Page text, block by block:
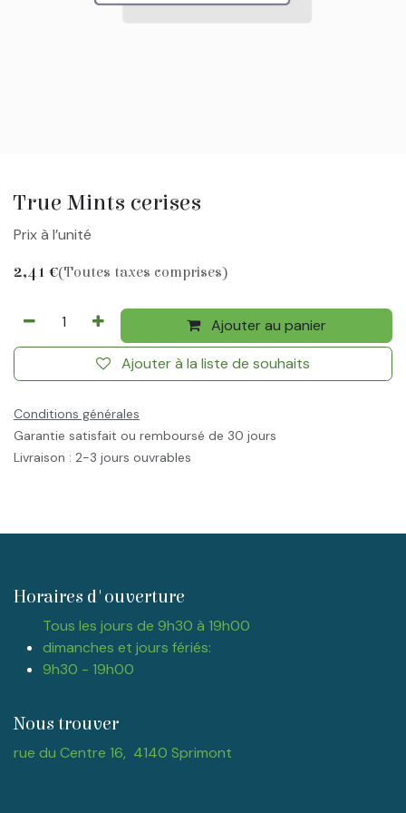
True Mints cerises
Prix à l’unité
2,41 €(Toutes taxes comprises)
Ajouter au panier
Ajouter à la liste de souhaits
Conditions générales
Garantie satisfait ou remboursé de 30 jours
Livraison : 2-3 jours ouvrables
Horaires d'ouverture
Tous les jours de 9h30 à 19h00
dimanches et jours fériés:
9h30 - 19h00
Nous trouver
rue du Centre 16, 4140 Sprimont